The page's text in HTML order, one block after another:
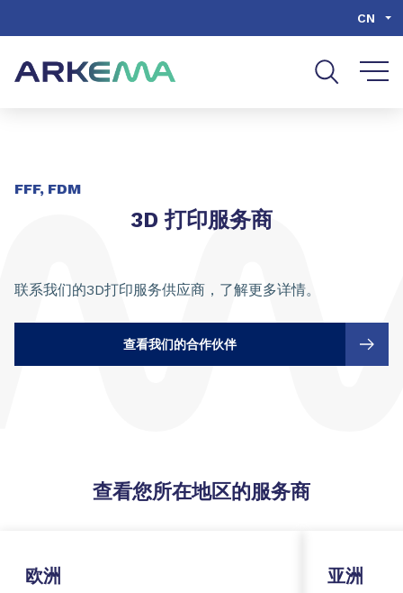
CN
FFF, FDM
3D 打印服务商
联系我们的3D打印服务供应商，了解更多详情。
查看我们的合作伙伴
查看您所在地区的服务商
欧洲 亚洲